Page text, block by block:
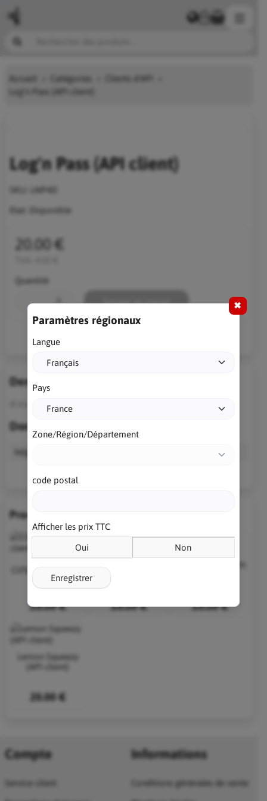
Accueil Catégories
Clients d'API
Log'n Pass (API client)
Log'n Pass (API client)
LNP4D
Etat:
Disponible
20.00 €
Quantité
Ajouter au panier
Description
Il n’y a pas encore de description pour ce produit.
Données techniques
https
Produits similaires
CilTseg (API client)
20.00 €
DeepL (API client)
20.00 € 20.00 €
Lemon Squeezy
20.00 €
Compte
Service client
Informations
Conditions générales de vente
✖
Paramètres régionaux
Langue
Pays
Zone/Région/Département
code postal
Afficher les prix TTC
Oui Non
Enregistrer